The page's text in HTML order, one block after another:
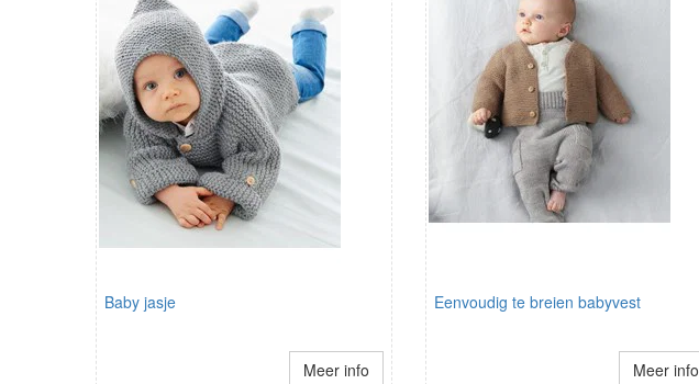
Baby jasje
Meer info
Eenvoudig te breien babyvest
Meer info